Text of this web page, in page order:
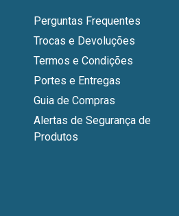
Perguntas Frequentes
Trocas e Devoluções
Termos e Condições
Portes e Entregas
Guia de Compras
Alertas de Segurança de
Produtos